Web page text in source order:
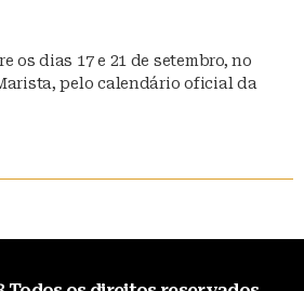
os dias 17 e 21 de setembro, no
pelo calendário oficial da